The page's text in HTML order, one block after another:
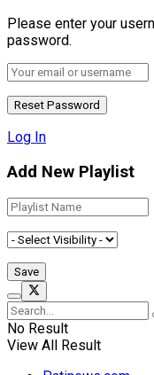
Please enter your
password.
Log In
Add New Playlist
No Result
View All Result